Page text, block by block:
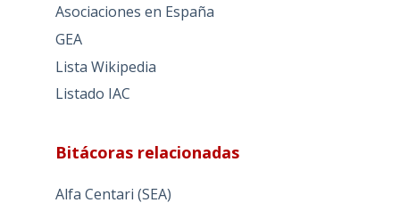
Asociaciones en España
GEA
Lista Wikipedia
Listado IAC
Bitácoras relacionadas
Alfa Centari (SEA)